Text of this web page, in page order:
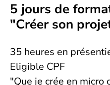
5 jours de
"Créer son
35 heures en
Eligible CPF
"Que je crée en micro